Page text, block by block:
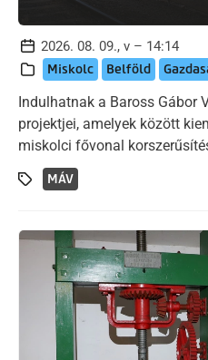
2026. 08. 09., v – 14:14
Miskolc Belföld
Indulhatnak a Baross Gábor
projektjei, amelyek között
miskolci fővonal
MÁV